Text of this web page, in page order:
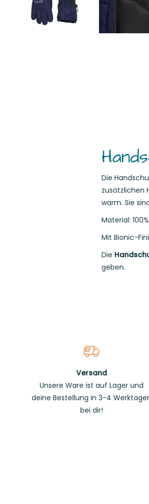
Die
zusätzlichen
warm. Sie
Material:
Mit Bionic-
Die
geben.
Versand
Unsere Ware ist auf Lager und
deine Bestellung in 3-4
bei dir!